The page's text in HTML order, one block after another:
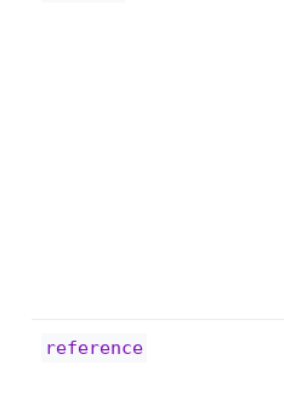
reference